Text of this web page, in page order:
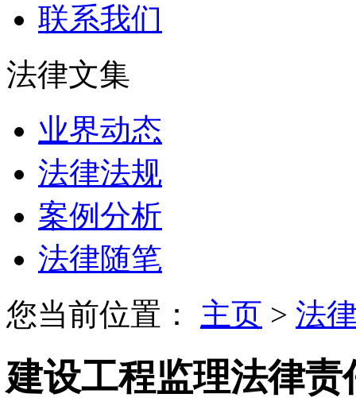
联系我们
法律文集
业界动态
法律法规
案例分析
法律随笔
您当前位置： 主页 > 法
建设工程监理法律责